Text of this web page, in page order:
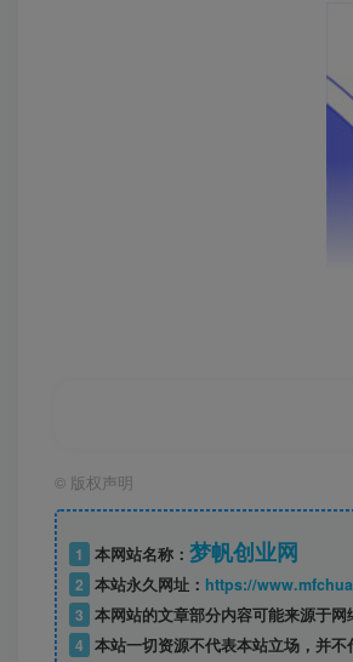
© 版权声明
1 本网站名称： 梦帆创业网
2 本站永久网址： https://
3 本网站的文章部分内容可能来源于
4 本站一切资源不代表本站立场，并不